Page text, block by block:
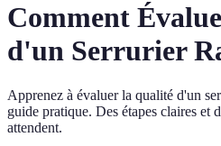
Comment
d'un Serrurier
Apprenez à évaluer la qualité d'un
guide pratique. Des étapes claires et
attendent.